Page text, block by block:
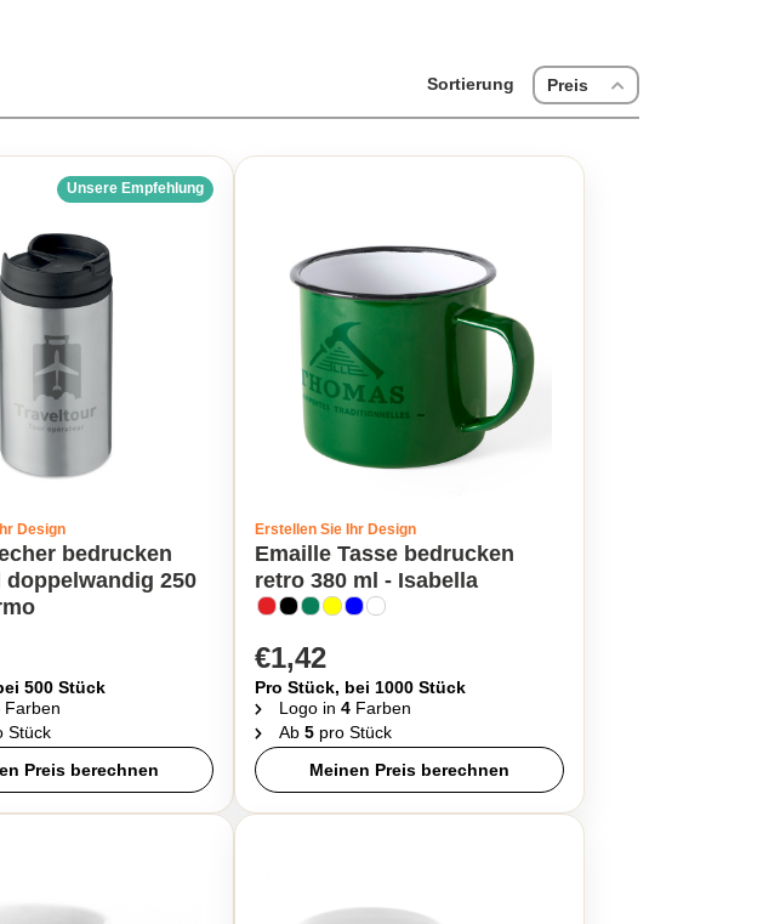
Sortierung Preis
Unsere Empfehlung
Design
bedrucken
doppelwandig 250
500 Stück
Farben
Stück
Preis berechnen
Erstellen Sie Ihr Design
Emaille Tasse bedrucken
retro 380 ml - Isabella
€1,42
Pro Stück, bei 1000 Stück
Logo in 4Farben
Ab 5pro Stück
Meinen Preis berechnen